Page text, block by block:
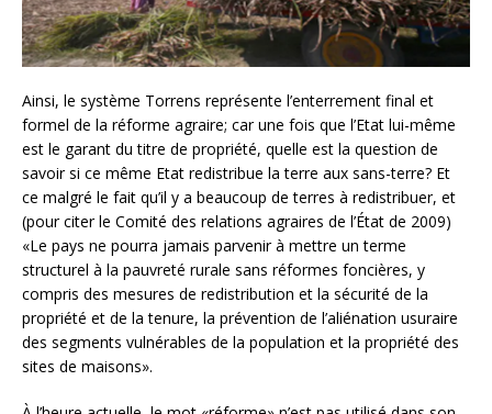
Ainsi, le système Torrens représente l’enterrement final et
formel de la réforme agraire; car une fois que l’Etat lui-même
est le garant du titre de propriété, quelle est la question de
savoir si ce même Etat redistribue la terre aux sans-terre? Et
ce malgré le fait qu’il y a beaucoup de terres à redistribuer, et
(pour citer le Comité des relations agraires de l’État de 2009)
«Le pays ne pourra jamais parvenir à mettre un terme
structurel à la pauvreté rurale sans réformes foncières, y
compris des mesures de redistribution et la sécurité de la
propriété et de la tenure, la prévention de l’aliénation usuraire
des segments vulnérables de la population et la propriété des
sites de maisons».